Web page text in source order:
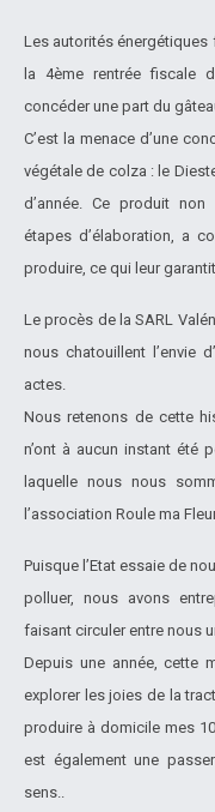
Les autorités énergétiques
la 4ème rentrée fiscale
concéder une part du
C’est la menace d’une
végétale de colza : le
d’année. Ce produit
étapes d’élaboration, a
produire, ce qui leur
Le procès de la SARL
nous chatouillent l’envie
actes.
Nous retenons de cette
n’ont à aucun instant été
laquelle nous nous
l’association Roule ma
Puisque l’Etat essaie de
polluer, nous avons
faisant circuler entre nous
Depuis une année, cette
explorer les joies de la
produire à domicile mes
est également une
sens..